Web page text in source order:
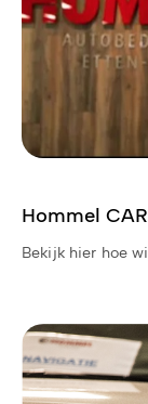
Hommel
Bekijk hier hoe